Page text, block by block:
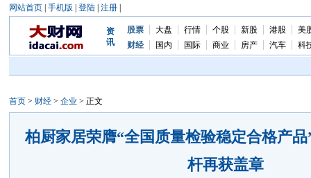
网站首页| 手机版 登陆| 注册|
资
讯
股票 大盘 行情 个股 新股 港股
美
财经
国内 国际 商业 房产 汽车 科
首页> 财经> 企业 > 正文
柏厨家居荣膺“全国质量检验稳定合格产
杆再获盖章